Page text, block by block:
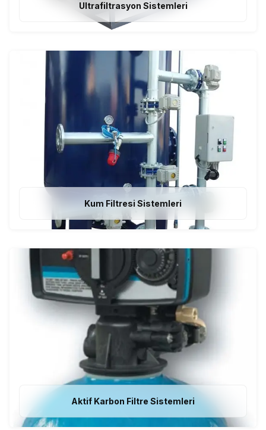
Ultrafiltrasyon Sistemleri
Kum Filtresi Sistemleri
Aktif Karbon Filtre Sistemleri